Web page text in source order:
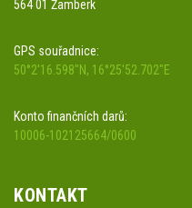
564 01 Žamberk
GPS souřadnice:
50°2'16.598"N, 16°25'52.702"E
Konto finančních darů:
10006-102125664/0600
KONTAKT